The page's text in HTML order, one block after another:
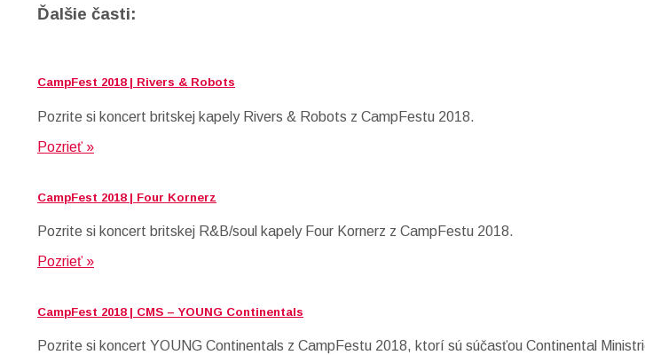
Ďalšie časti:
CampFest 2018 | Rivers & Robots
Pozrite si koncert britskej kapely Rivers & Robots z CampFestu 2018.
Pozrieť »
CampFest 2018 | Four Kornerz
Pozrite si koncert britskej R&B/soul kapely Four Kornerz z CampFestu 2018.
Pozrieť »
CampFest 2018 | CMS – YOUNG Continentals
Pozrite si koncert YOUNG Continentals z CampFestu 2018, ktorí sú súčasťou Continental